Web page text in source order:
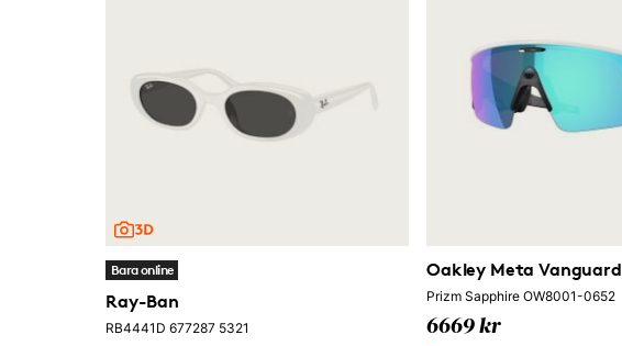
Bara online
Ray-Ban
RB4441D 677287 5321
Oakley Meta Vanguard
Prizm Sapphire OW8001-0652
6669 kr